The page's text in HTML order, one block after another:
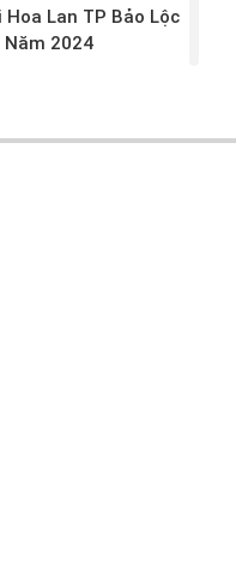
Hoa Lan TP Bảo Lộc
Năm 2024